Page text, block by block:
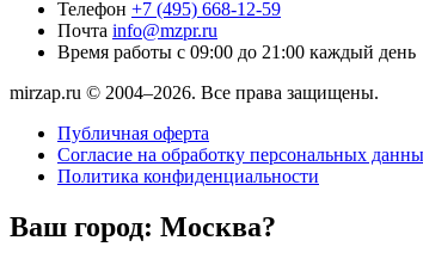
Телефон +7 (495) 668-12-59
Почта info@mzpr.ru
Время работы с 09:00 до 21:00 каждый день
mirzap.ru © 2004–2026. Все права защищены.
Публичная оферта
Согласие на обработку персональных
Политика конфиденциальности
Ваш город: Москва?